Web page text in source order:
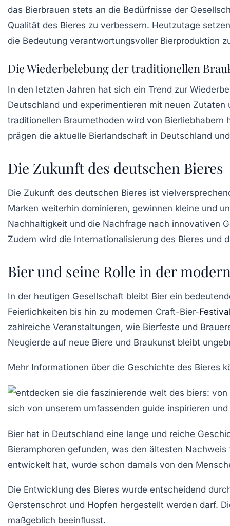
das Bierbrauen stets an die Bedürfnisse der
Qualität des Bieres zu verbessern. Heutzutage
die Bedeutung verantwortungsvoller Bierproduktion
Die Wiederbelebung der traditionellen
In den letzten Jahren hat sich ein Trend zur
Deutschland und experimentieren mit neuen
traditionellen Braumethoden wird von
prägen die aktuelle Bierlandschaft in Deutschland
Die Zukunft des deutschen Bieres
Die Zukunft des deutschen Bieres ist
Marken weiterhin dominieren, gewinnen kleine und
Nachhaltigkeit und die Nachfrage nach innovativen
Zudem wird die Internationalisierung des Bieres und
Bier und seine Rolle in der
In der heutigen Gesellschaft bleibt Bier ein
Feierlichkeiten bis hin zu modernen Craft-Bier-
zahlreiche Veranstaltungen, wie Bierfeste und
Neugierde auf neue Biere und Braukunst bleibt
Mehr Informationen über die Geschichte des Bieres
Bier hat in Deutschland eine lange und reiche
Bieramphoren gefunden, was den ältesten
entwickelt hat, wurde schon damals von den
Die Entwicklung des Bieres wurde entscheidend
Gerstenschrot und Hopfen hergestellt werden darf.
maßgeblich beeinflusst.